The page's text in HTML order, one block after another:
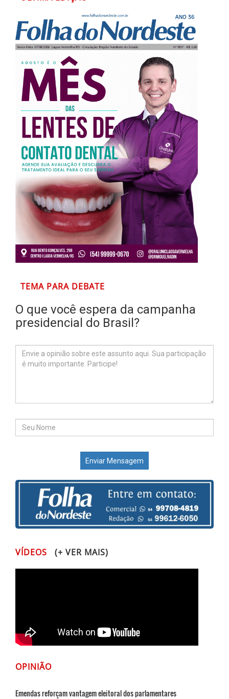
TEMA PARA DEBATE
O que você espera da campanha
presidencial do Brasil?
VÍDEOS (+ VER MAIS)
OPINIÃO
Emendas reforçam vantagem eleitoral dos parlamentares